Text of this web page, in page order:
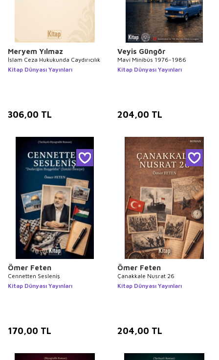
Meryem Yılmaz
İslam Ceza Hukukunda Caydırıcılık
Kitap Dünyası Yayınları
306,00 TL
Veyis Güngör
Mavi Minibüs 1976-1986
Kitap Dünyası Yayınları
204,00 TL
Ömer Feten
Cennetten Sesleniş
Kitap Dünyası Yayınları
170,00 TL
Ömer Feten
Çanakkale Nusrat 26
Kitap Dünyası Yayınları
204,00 TL